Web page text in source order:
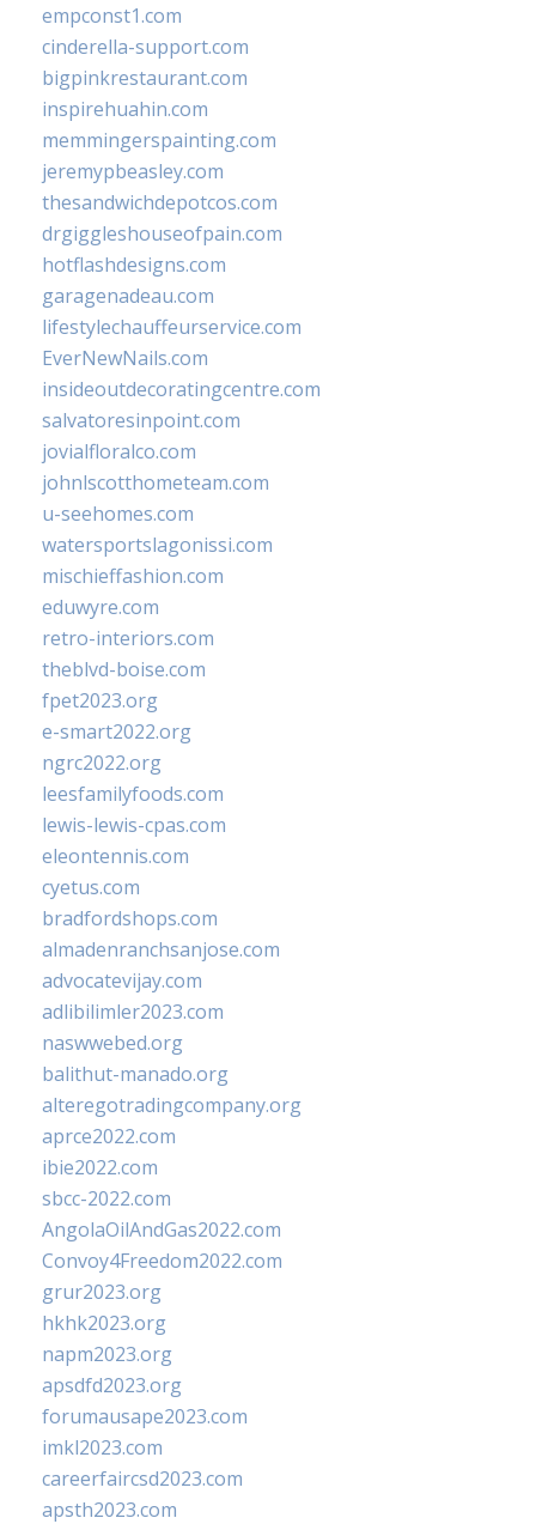
empconst1.com
cinderella-support.com
bigpinkrestaurant.com
inspirehuahin.com
memmingerspainting.com
jeremypbeasley.com
thesandwichdepotcos.com
drgiggleshouseofpain.com
hotflashdesigns.com
garagenadeau.com
lifestylechauffeurservice.com
EverNewNails.com
insideoutdecoratingcentre.com
salvatoresinpoint.com
jovialfloralco.com
johnlscotthometeam.com
u-seehomes.com
watersportslagonissi.com
mischieffashion.com
eduwyre.com
retro-interiors.com
theblvd-boise.com
fpet2023.org
e-smart2022.org
ngrc2022.org
leesfamilyfoods.com
lewis-lewis-cpas.com
eleontennis.com
cyetus.com
bradfordshops.com
almadenranchsanjose.com
advocatevijay.com
adlibilimler2023.com
naswwebed.org
balithut-manado.org
alteregotradingcompany.org
aprce2022.com
ibie2022.com
sbcc-2022.com
AngolaOilAndGas2022.com
Convoy4Freedom2022.com
grur2023.org
hkhk2023.org
napm2023.org
apsdfd2023.org
forumausape2023.com
imkl2023.com
careerfaircsd2023.com
apsth2023.com